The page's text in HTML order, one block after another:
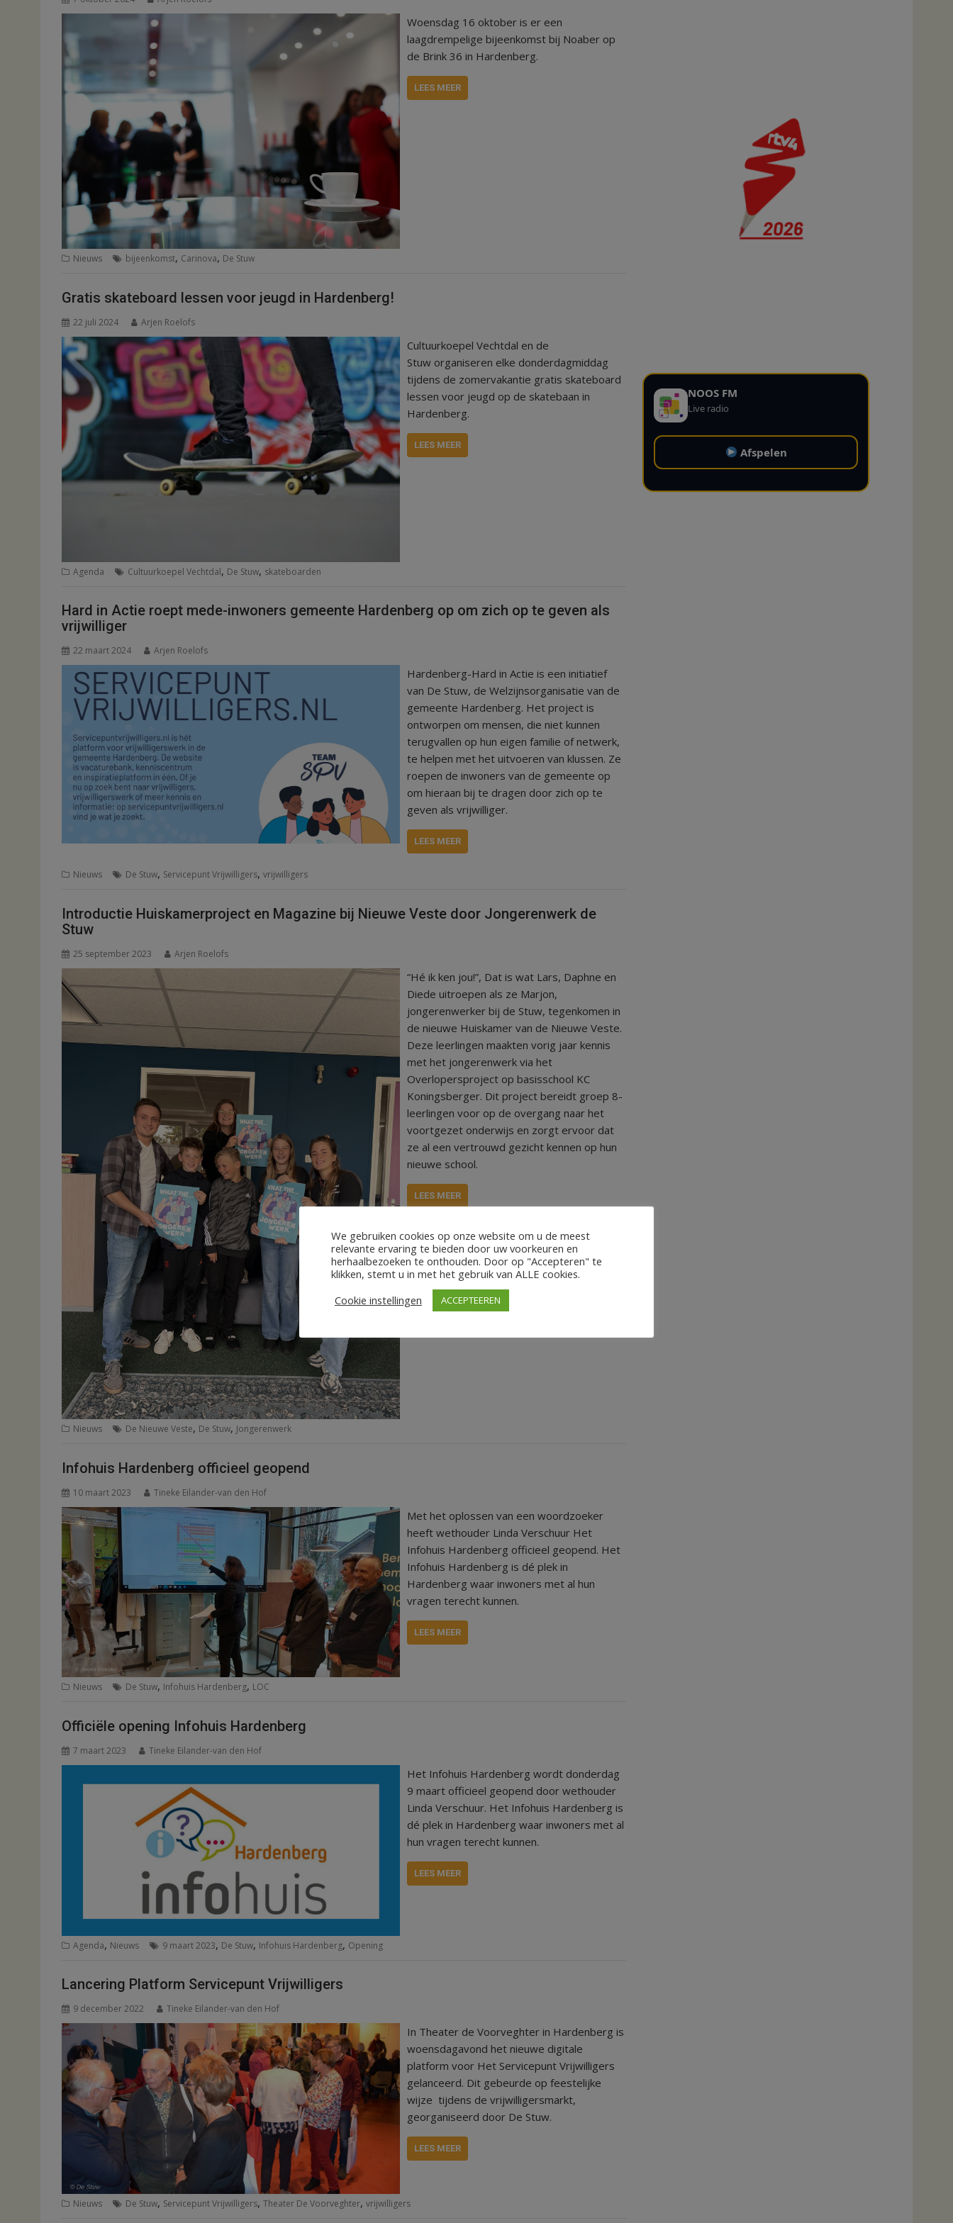
Woensdag 16 oktober is er een
laagdrempelige bijeenkomst bij Noaber op
de Brink 36 in Hardenberg.
LEES MEER
Nieuws bijeenkomst, Carinova, De Stuw
Gratis skateboard lessen voor jeugd in Hardenberg!
22 juli 2024 Arjen Roelofs
Cultuurkoepel Vechtdal en de
Stuw organiseren elke donderdagmiddag
tijdens de zomervakantie gratis skateboard
lessen voor jeugd op de skatebaan in
Hardenberg.
LEES MEER
Agenda Cultuurkoepel Vechtdal, De Stuw, skateboarden
Hard in Actie roept mede-inwoners gemeente Hardenberg op om zich op te geven als
vrijwilliger
22 maart 2024 Arjen Roelofs
Hardenberg-Hard in Actie is een initiatief
van De Stuw, de Welzijnsorganisatie van de
gemeente Hardenberg. Het project is
ontworpen om mensen, die niet kunnen
terugvallen op hun eigen familie of netwerk,
te helpen met het uitvoeren van klussen. Ze
roepen de inwoners van de gemeente op
om hieraan bij te dragen door zich op te
geven als vrijwilliger.
LEES MEER
Nieuws De Stuw, Servicepunt Vrijwilligers, vrijwilligers
Introductie Huiskamerproject en Magazine bij Nieuwe Veste door Jongerenwerk de
Stuw
25 september 2023 Arjen Roelofs
“Hé ik ken jou!”, Dat is wat Lars, Daphne en
Diede uitroepen als ze Marjon,
jongerenwerker bij de Stuw, tegenkomen in
de nieuwe Huiskamer van de Nieuwe Veste.
Deze leerlingen maakten vorig jaar kennis
met het jongerenwerk via het
Overlopersproject op basisschool KC
Koningsberger. Dit project bereidt groep 8-
leerlingen voor op de overgang naar het
voortgezet onderwijs en zorgt ervoor dat
ze al een vertrouwd gezicht kennen op hun
nieuwe school.
LEES MEER
Nieuws De Nieuwe Veste, De Stuw, Jongerenwerk
Infohuis Hardenberg officieel geopend
10 maart 2023 Tineke Eilander-van den Hof
Met het oplossen van een woordzoeker
heeft wethouder Linda Verschuur Het
Infohuis Hardenberg officieel geopend. Het
Infohuis Hardenberg is dé plek in
Hardenberg waar inwoners met al hun
vragen terecht kunnen.
LEES MEER
Nieuws De Stuw, Infohuis Hardenberg, LOC
Officiële opening Infohuis Hardenberg
7 maart 2023 Tineke Eilander-van den Hof
Het Infohuis Hardenberg wordt donderdag
9 maart officieel geopend door wethouder
Linda Verschuur. Het Infohuis Hardenberg is
dé plek in Hardenberg waar inwoners met al
hun vragen terecht kunnen.
LEES MEER
Agenda, Nieuws 9 maart 2023, De Stuw, Infohuis Hardenberg, Opening
Lancering Platform Servicepunt Vrijwilligers
9 december 2022 Tineke Eilander-van den Hof
In Theater de Voorveghter in Hardenberg is
woensdagavond het nieuwe digitale
platform voor Het Servicepunt Vrijwilligers
gelanceerd. Dit gebeurde op feestelijke
wijze tijdens de vrijwilligersmarkt,
georganiseerd door De Stuw.
LEES MEER
Nieuws De Stuw, Servicepunt Vrijwilligers, Theater De Voorveghter, vrijwilligers
NOOS FM
Live radio
Afspelen
We gebruiken cookies op onze website om u de meest
relevante ervaring te bieden door uw voorkeuren en
herhaalbezoeken te onthouden. Door op "Accepteren" te
klikken, stemt u in met het gebruik van ALLE cookies.
Cookie instellingen
ACCEPTEEREN